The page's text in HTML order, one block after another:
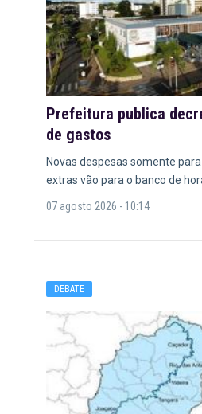
Prefeitura publica
de gastos
Novas despesas somente
extras vão para o banco de
07 agosto 2026 - 10:14
DEBATE